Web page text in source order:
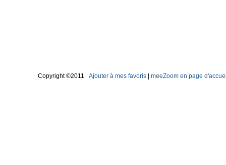
Copyright ©2011 Ajouter à mes favoris meeZoom en page